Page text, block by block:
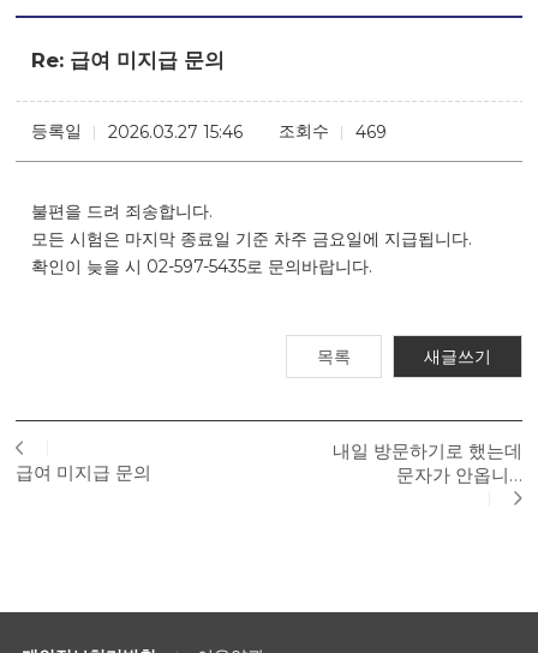
Re: 급여 미지급 문의
등록일 2026.03.27 15:46 조회수 469
불편을 드려 죄송합니다.
모든 시험은 마지막 종료일 기준 차주 금요일에 지급됩니다.
확인이 늦을 시 02-597-5435로 문의바랍니다.
목록 새글쓰기
급여 미지급 문의
내일 방문하기로 했는데
문자가 안옵니…